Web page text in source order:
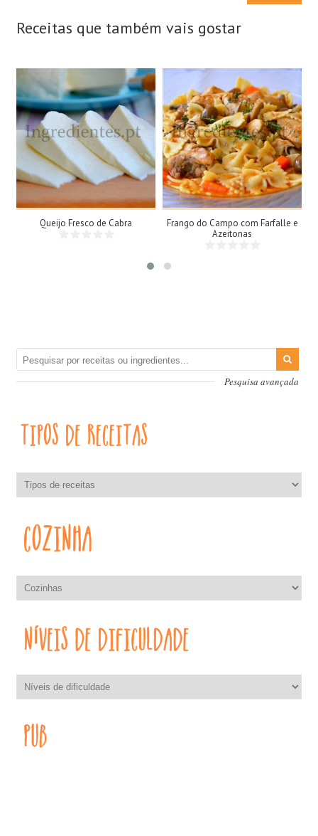
Receitas que também vais gostar
1 Queijo grande, 1kg
N/A
Queijo Fresco de Cabra
4 Doses
4 Pessoas
60Min
Frango do Campo com Farfalle e
Azeitonas
Pesquisa avançada